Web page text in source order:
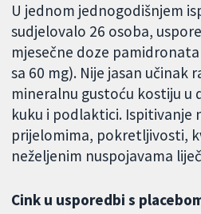
U jednom jednogodišnjem
sudjelovalo 26 osoba,
mjesečne doze
sa 60 mg). Nije jasan učinak
mineralnu gustoću kostiju u
kuku i podlaktici. Ispitivanje
prijelomima, pokretljivosti,
neželjenim nuspojavama
Cink u usporedbi s